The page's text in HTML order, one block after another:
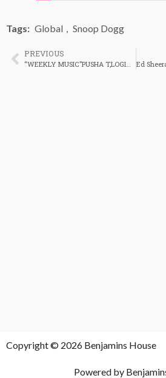
Tags: Global , Snoop Dogg
PREVIOUS
“WEEKLY MUSIC”PUSHA T,LOGIC,TRAVIS SCOTT,etc.
Copyright © 2026 Benjamins House
Powered by